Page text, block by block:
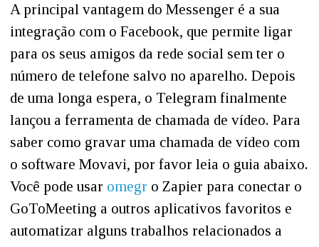
A principal vantagem do Messenger é a sua
integração com o Facebook, que permite ligar
para os seus amigos da rede social sem ter o
número de telefone salvo no aparelho. Depois
de uma longa espera, o Telegram finalmente
lançou a ferramenta de chamada de vídeo. Para
saber como gravar uma chamada de vídeo com
o software Movavi, por favor leia o guia abaixo.
Você pode usar omegr o Zapier para conectar o
GoToMeeting a outros aplicativos favoritos e
automatizar alguns trabalhos relacionados a